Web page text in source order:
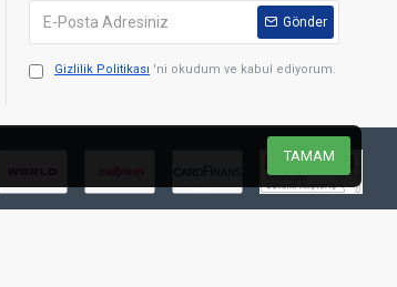
Gönder
Gizlilik Politikası 'ni okudum ve kabul ediyorum.
TAMAM